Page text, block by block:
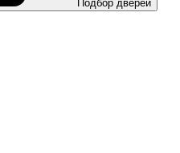
Подбор дверей